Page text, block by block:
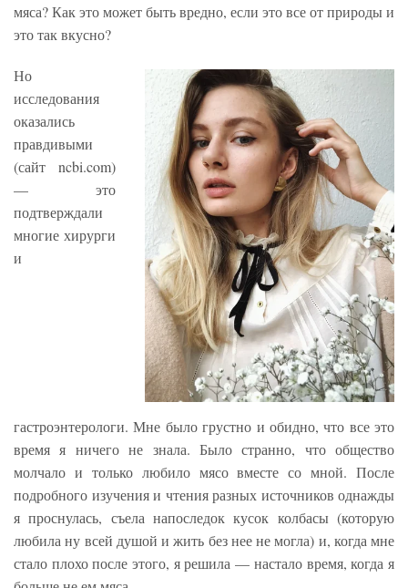
мяса? Как это может быть вредно, если это все от природы и
это так вкусно?
Но
исследования
оказались
правдивыми
(сайт ncbi.com)
— это
подтверждали
многие хирурги
и
гастроэнтерологи. Мне было грустно и обидно, что все это
время я ничего не знала. Было странно, что общество
молчало и только любило мясо вместе со мной. После
подробного изучения и чтения разных источников однажды
я проснулась, съела напоследок кусок колбасы (которую
любила ну всей душой и жить без нее не могла) и, когда мне
стало плохо после этого, я решила — настало время, когда я